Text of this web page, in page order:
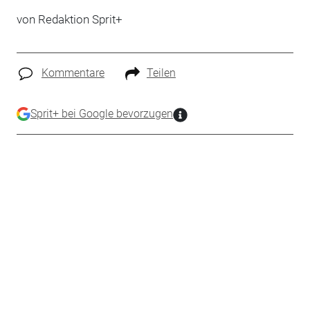
von Redaktion Sprit+
Kommentare Teilen
Sprit+ bei Google bevorzugen